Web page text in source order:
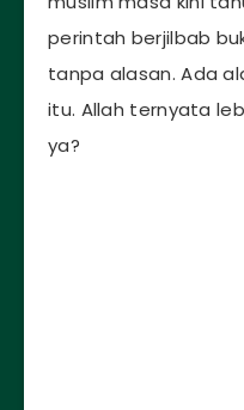
perintah berjilbab
tanpa alasan. Ada
itu. Allah ternyata
ya?